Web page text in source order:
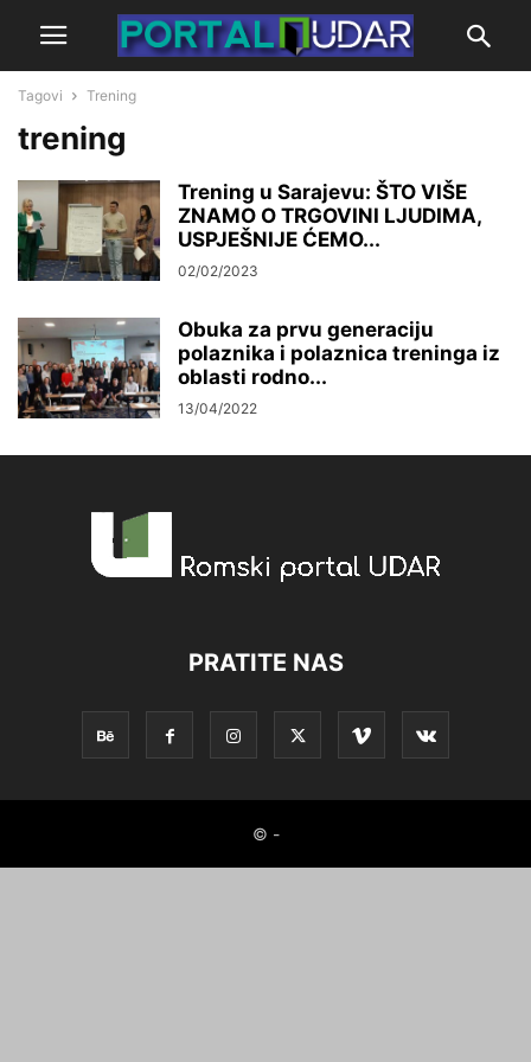
Tagovi Trening
trening
Trening u Sarajevu: ŠTO VIŠE
ZNAMO O TRGOVINI LJUDIMA,
USPJEŠNIJE ĆEMO...
02/02/2023
Obuka za prvu generaciju
polaznika i polaznica treninga iz
oblasti rodno...
13/04/2022
PRATITE NAS
© -